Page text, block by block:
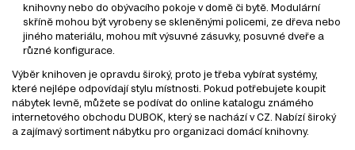
knihovny nebo do obývacího pokoje v domě či bytě. Modulární
skříně mohou být vyrobeny se skleněnými policemi, ze dřeva nebo
jiného materiálu, mohou mít výsuvné zásuvky, posuvné dveře a
různé konfigurace.
Výběr knihoven je opravdu široký, proto je třeba vybírat systémy,
které nejlépe odpovídají stylu místnosti. Pokud potřebujete koupit
nábytek levně, můžete se podívat do online katalogu známého
internetového obchodu DUBOK, který se nachází v CZ. Nabízí široký
a zajímavý sortiment nábytku pro organizaci domácí knihovny.